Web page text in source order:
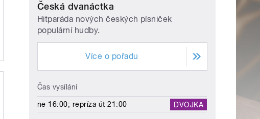
Česká dvanáctka
Hitparáda nových českých písniček
populární hudby.
Více o pořadu
Čas vysílání
ne 16:00; repríza út 21:00 DVOJKA